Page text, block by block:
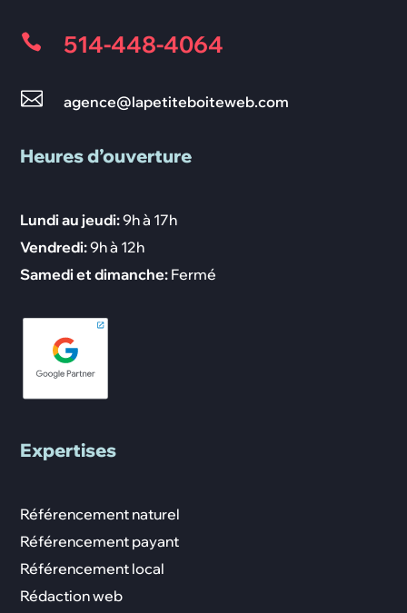
 514-448-4064
 agence@lapetiteboiteweb.com
Heures d’ouverture
Lundi au jeudi:9h à 17h
Vendredi:9h à 12h
Samedi et dimanche: Fermé
Expertises
Référencement naturel
Référencement payant
Référencement local
Rédaction web